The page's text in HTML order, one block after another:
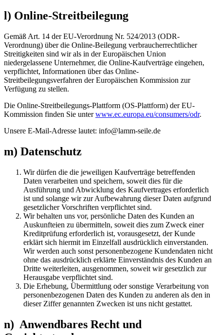
l) Online-Streitbeilegung
Gemäß Art. 14 der EU-Verordnung Nr. 524/2013 (ODR-
Verordnung) über die Online-Beilegung verbraucherrechtlicher
Streitigkeiten sind wir als in der Europäischen Union
niedergelassene Unternehmer, die Online-Kaufverträge eingehen,
verpflichtet, Informationen über das Online-
Streitbeilegungsverfahren der Europäischen Kommission zur
Verfügung zu stellen.
Die Online-Streitbeilegungs-Plattform (OS-Plattform) der EU-
Kommission finden Sie unterwww.ec.europa.eu/consumers/odr.
Unsere E-Mail-Adresse lautet: info@lamm-seile.de
m) Datenschutz
Wir dürfen die die jeweiligen Kaufverträge betreffenden
Daten verarbeiten und speichern, soweit dies für die
Ausführung und Abwicklung des Kaufvertrages erforderlich
ist und solange wir zur Aufbewahrung dieser Daten aufgrund
gesetzlicher Vorschriften verpflichtet sind.
Wir behalten uns vor, persönliche Daten des Kunden an
Auskunfteien zu übermitteln, soweit dies zum Zweck einer
Kreditprüfung erforderlich ist, vorausgesetzt, der Kunde
erklärt sich hiermit im Einzelfall ausdrücklich einverstanden.
Wir werden auch sonst personenbezogene Kundendaten nicht
ohne das ausdrücklich erklärte Einverständnis des Kunden an
Dritte weiterleiten, ausgenommen, soweit wir gesetzlich zur
Herausgabe verpflichtet sind.
Die Erhebung, Übermittlung oder sonstige Verarbeitung von
personenbezogenen Daten des Kunden zu anderen als den in
dieser Ziffer genannten Zwecken ist uns nicht gestattet.
n) Anwendbares Recht und